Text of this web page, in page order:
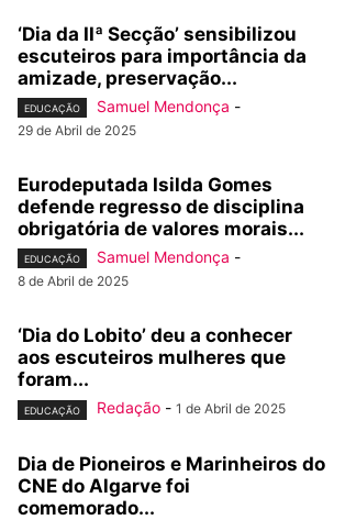
‘Dia da IIª Secção’ sensibilizou
escuteiros para importância da
amizade, preservação...
EDUCAÇÃO Samuel Mendonça -
29 de Abril de 2025
Eurodeputada Isilda Gomes
defende regresso de disciplina
obrigatória de valores morais...
EDUCAÇÃO Samuel Mendonça -
8 de Abril de 2025
‘Dia do Lobito’ deu a conhecer
aos escuteiros mulheres que
foram...
EDUCAÇÃO Redação - 1 de Abril de 2025
Dia de Pioneiros e Marinheiros do
CNE do Algarve foi
comemorado...